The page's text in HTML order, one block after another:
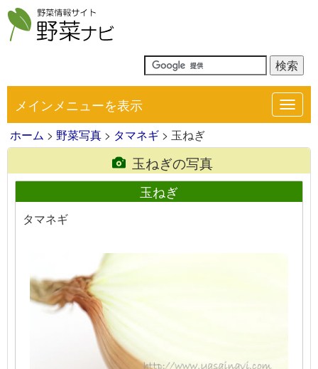
メインメニューを表示
ホーム > 野菜写真 > タマネギ > 玉ねぎ
玉ねぎの写真
玉ねぎ
タマネギ